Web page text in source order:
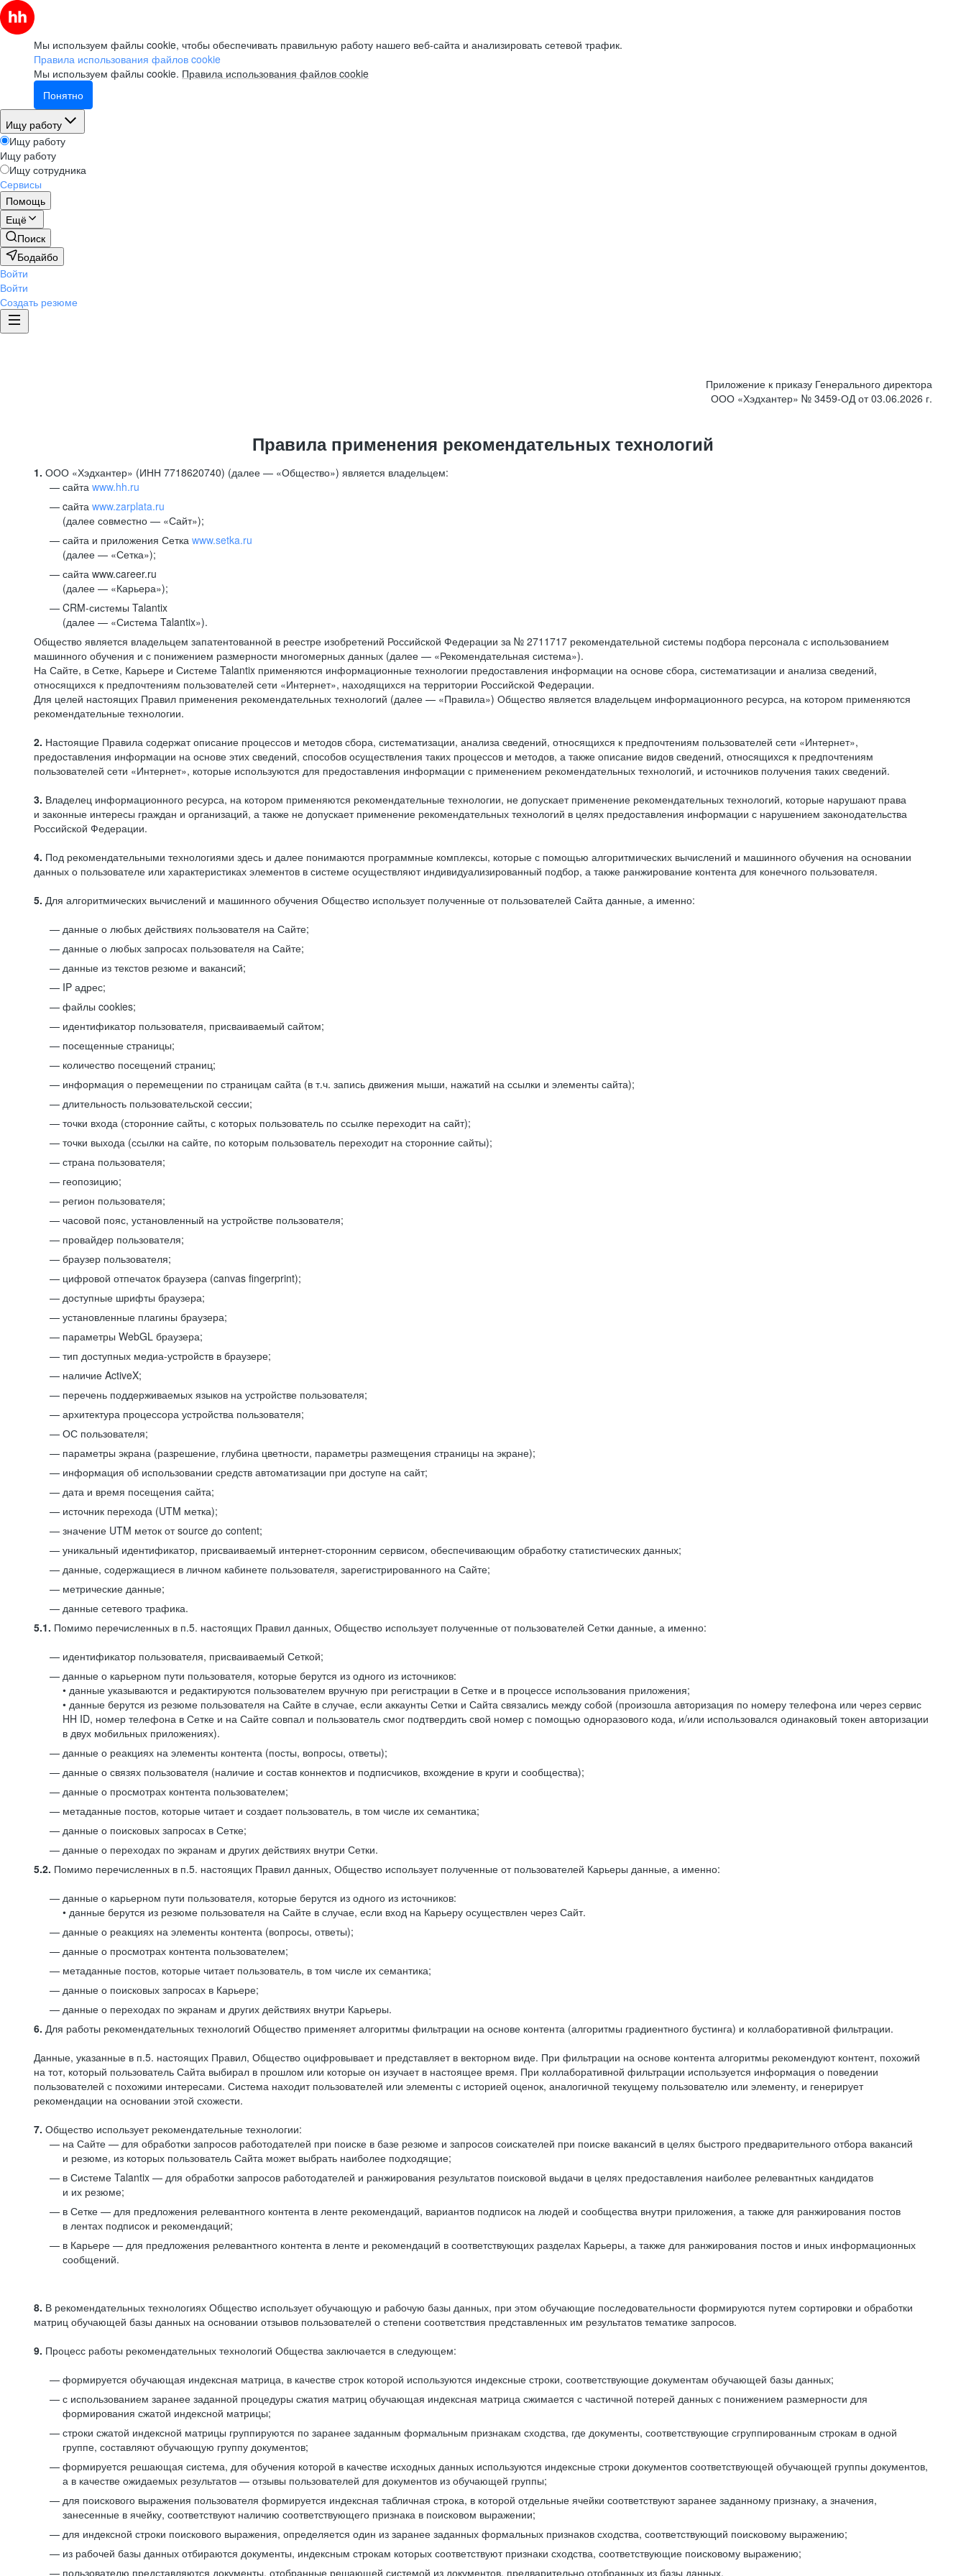
Мы используем файлы cookie, чтобы обеспечивать правильную работу нашего веб-сайта и анализировать сетевой трафик.
Правила использования файлов cookie
Мы используем файлы cookie. Правила использования файлов cookie
Понятно
Ищу работу
Ищу работу
Ищу работу
Ищу сотрудника
Сервисы
Помощь
Ещё
Поиск
Бодайбо
Войти
Войти
Создать резюме
Приложение к приказу Генерального директора
ООО «Хэдхантер» № 3459-ОД от 03.06.2026 г.
Правила применения рекомендательных технологий
1. ООО «Хэдхантер» (ИНН 7718620740) (далее — «Общество») является владельцем:
сайта www.hh.ru
cайта www.zarplata.ru
(далее совместно — «Сайт»);
сайта и приложения Сетка www.setka.ru
(далее — «Сетка»);
сайта www.career.ru
(далее — «Карьера»);
CRM-системы Talantix
(далее — «Система Talantix»).
Общество является владельцем запатентованной в реестре изобретений Российской Федерации за № 2711717 рекомендательной системы подбора персонала с использованием
машинного обучения и с понижением размерности многомерных данных (далее — «Рекомендательная система»).
На Сайте, в Сетке, Карьере и Системе Talantix применяются информационные технологии предоставления информации на основе сбора, систематизации и анализа сведений,
относящихся к предпочтениям пользователей сети «Интернет», находящихся на территории Российской Федерации.
Для целей настоящих Правил применения рекомендательных технологий (далее — «Правила») Общество является владельцем информационного ресурса, на котором применяются
рекомендательные технологии.
2. Настоящие Правила содержат описание процессов и методов сбора, систематизации, анализа сведений, относящихся к предпочтениям пользователей сети «Интернет»,
предоставления информации на основе этих сведений, способов осуществления таких процессов и методов, а также описание видов сведений, относящихся к предпочтениям
пользователей сети «Интернет», которые используются для предоставления информации с применением рекомендательных технологий, и источников получения таких сведений.
3. Владелец информационного ресурса, на котором применяются рекомендательные технологии, не допускает применение рекомендательных технологий, которые нарушают права
и законные интересы граждан и организаций, а также не допускает применение рекомендательных технологий в целях предоставления информации с нарушением законодательства
Российской Федерации.
4. Под рекомендательными технологиями здесь и далее понимаются программные комплексы, которые с помощью алгоритмических вычислений и машинного обучения на основании
данных о пользователе или характеристиках элементов в системе осуществляют индивидуализированный подбор, а также ранжирование контента для конечного пользователя.
5. Для алгоритмических вычислений и машинного обучения Общество использует полученные от пользователей Сайта данные, а именно:
данные о любых действиях пользователя на Сайте;
данные о любых запросах пользователя на Сайте;
данные из текстов резюме и вакансий;
IP адрес;
файлы cookies;
идентификатор пользователя, присваиваемый сайтом;
посещенные страницы;
количество посещений страниц;
информация о перемещении по страницам сайта (в т.ч. запись движения мыши, нажатий на ссылки и элементы сайта);
длительность пользовательской сессии;
точки входа (сторонние сайты, с которых пользователь по ссылке переходит на сайт);
точки выхода (ссылки на сайте, по которым пользователь переходит на сторонние сайты);
страна пользователя;
геопозицию;
регион пользователя;
часовой пояс, установленный на устройстве пользователя;
провайдер пользователя;
браузер пользователя;
цифровой отпечаток браузера (canvas fingerprint);
доступные шрифты браузера;
установленные плагины браузера;
параметры WebGL браузера;
тип доступных медиа-устройств в браузере;
наличие ActiveX;
перечень поддерживаемых языков на устройстве пользователя;
архитектура процессора устройства пользователя;
ОС пользователя;
параметры экрана (разрешение, глубина цветности, параметры размещения страницы на экране);
информация об использовании средств автоматизации при доступе на сайт;
дата и время посещения сайта;
источник перехода (UTM метка);
значение UTM меток от source до content;
уникальный идентификатор, присваиваемый интернет-сторонним сервисом, обеспечивающим обработку статистических данных;
данные, содержащиеся в личном кабинете пользователя, зарегистрированного на Сайте;
метрические данные;
данные сетевого трафика.
5.1. Помимо перечисленных в п.5. настоящих Правил данных, Общество использует полученные от пользователей Сетки данные, а именно:
идентификатор пользователя, присваиваемый Сеткой;
данные о карьерном пути пользователя, которые берутся из одного из источников:
• данные указываются и редактируются пользователем вручную при регистрации в Сетке и в процессе использования приложения;
• данные берутся из резюме пользователя на Сайте в случае, если аккаунты Сетки и Сайта связались между собой (произошла авторизация по номеру телефона или через сервис
HH ID, номер телефона в Сетке и на Сайте совпал и пользователь смог подтвердить свой номер с помощью одноразового кода, и/или использовался одинаковый токен авторизации
в двух мобильных приложениях).
данные о реакциях на элементы контента (посты, вопросы, ответы);
данные о связях пользователя (наличие и состав коннектов и подписчиков, вхождение в круги и сообщества);
данные о просмотрах контента пользователем;
метаданные постов, которые читает и создает пользователь, в том числе их семантика;
данные о поисковых запросах в Сетке;
данные о переходах по экранам и других действиях внутри Сетки.
5.2. Помимо перечисленных в п.5. настоящих Правил данных, Общество использует полученные от пользователей Карьеры данные, а именно:
данные о карьерном пути пользователя, которые берутся из одного из источников:
• данные берутся из резюме пользователя на Сайте в случае, если вход на Карьеру осуществлен через Сайт.
данные о реакциях на элементы контента (вопросы, ответы);
данные о просмотрах контента пользователем;
метаданные постов, которые читает пользователь, в том числе их семантика;
данные о поисковых запросах в Карьере;
данные о переходах по экранам и других действиях внутри Карьеры.
6. Для работы рекомендательных технологий Общество применяет алгоритмы фильтрации на основе контента (алгоритмы градиентного бустинга) и коллаборативной фильтрации.
Данные, указанные в п.5. настоящих Правил, Общество оцифровывает и представляет в векторном виде. При фильтрации на основе контента алгоритмы рекомендуют контент, похожий
на тот, который пользователь Сайта выбирал в прошлом или которые он изучает в настоящее время. При коллаборативной фильтрации используется информация о поведении
пользователей с похожими интересами. Система находит пользователей или элементы с историей оценок, аналогичной текущему пользователю или элементу, и генерирует
рекомендации на основании этой схожести.
7. Общество использует рекомендательные технологии:
на Сайте — для обработки запросов работодателей при поиске в базе резюме и запросов соискателей при поиске вакансий в целях быстрого предварительного отбора вакансий
и резюме, из которых пользователь Сайта может выбрать наиболее подходящие;
в Системе Talantix — для обработки запросов работодателей и ранжирования результатов поисковой выдачи в целях предоставления наиболее релевантных кандидатов
и их резюме;
в Сетке — для предложения релевантного контента в ленте рекомендаций, вариантов подписок на людей и сообщества внутри приложения, а также для ранжирования постов
в лентах подписок и рекомендаций;
в Карьере — для предложения релевантного контента в ленте и рекомендаций в соответствующих разделах Карьеры, а также для ранжирования постов и иных информационных
сообщений.
8. В рекомендательных технологиях Общество использует обучающую и рабочую базы данных, при этом обучающие последовательности формируются путем сортировки и обработки
матриц обучающей базы данных на основании отзывов пользователей о степени соответствия представленных им результатов тематике запросов.
9. Процесс работы рекомендательных технологий Общества заключается в следующем:
формируется обучающая индексная матрица, в качестве строк которой используются индексные строки, соответствующие документам обучающей базы данных;
с использованием заранее заданной процедуры сжатия матриц обучающая индексная матрица сжимается с частичной потерей данных с понижением размерности для
формирования сжатой индексной матрицы;
строки сжатой индексной матрицы группируются по заранее заданным формальным признакам сходства, где документы, соответствующие сгруппированным строкам в одной
группе, составляют обучающую группу документов;
формируется решающая система, для обучения которой в качестве исходных данных используются индексные строки документов соответствующей обучающей группы документов,
а в качестве ожидаемых результатов — отзывы пользователей для документов из обучающей группы;
для поискового выражения пользователя формируется индексная табличная строка, в которой отдельные ячейки соответствуют заранее заданному признаку, а значения,
занесенные в ячейку, соответствуют наличию соответствующего признака в поисковом выражении;
для индексной строки поискового выражения, определяется один из заранее заданных формальных признаков сходства, соответствующий поисковому выражению;
из рабочей базы данных отбираются документы, индексным строкам которых соответствуют признаки сходства, соответствующие поисковому выражению;
пользователю представляются документы, отобранные решающей системой из документов, предварительно отобранных из базы данных.